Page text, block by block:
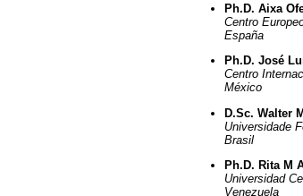
Ph.D. Aixa
Centro
España
Ph.D. José
Centro
México
D.Sc. Walter
Universidade
Brasil
Ph.D. Rita M
Universidad
Venezuela